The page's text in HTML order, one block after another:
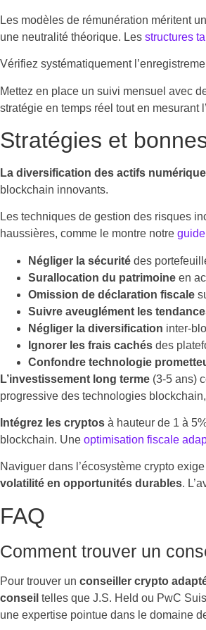
Les modèles de rémunération méritent
une neutralité théorique. Les structures
Vérifiez systématiquement
Mettez en place un suivi mensuel avec
stratégie en temps réel tout en mesurant
Stratégies et
La diversification des actifs
blockchain innovants.
Les techniques de gestion des risques
haussières, comme le montre notre
Négliger la sécurité des
Surallocation du patrimoine en
Omission de déclaration fiscale
Suivre aveuglément les
Négliger la diversification inter-
Ignorer les frais cachés des
Confondre technologie
L’investissement long terme (3-5 ans)
progressive des technologies
Intégrez les cryptos à hauteur de 1 à
blockchain. Une optimisation fiscale
Naviguer dans l’écosystème crypto
volatilité en opportunités durables.
FAQ
Comment trouver un
Pour trouver un conseiller crypto
conseil telles que J.S. Held ou PwC
une expertise pointue dans le domaine